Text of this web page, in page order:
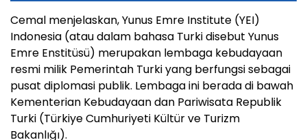
Cemal menjelaskan, Yunus Emre Institute (YEI)
Indonesia (atau dalam bahasa Turki disebut Yunus
Emre Enstitüsü) merupakan lembaga kebudayaan
resmi milik Pemerintah Turki yang berfungsi sebagai
pusat diplomasi publik. Lembaga ini berada di bawah
Kementerian Kebudayaan dan Pariwisata Republik
Turki (Türkiye Cumhuriyeti Kültür ve Turizm
Bakanlığı).